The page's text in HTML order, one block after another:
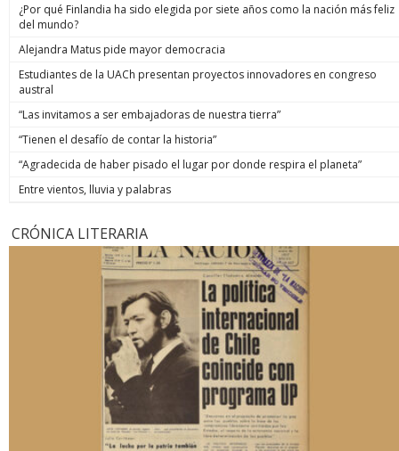
¿Por qué Finlandia ha sido elegida por siete años como la nación más feliz
del mundo?
Alejandra Matus pide mayor democracia
Estudiantes de la UACh presentan proyectos innovadores en congreso
austral
“Las invitamos a ser embajadoras de nuestra tierra”
“Tienen el desafío de contar la historia”
“Agradecida de haber pisado el lugar por donde respira el planeta”
Entre vientos, lluvia y palabras
CRÓNICA LITERARIA